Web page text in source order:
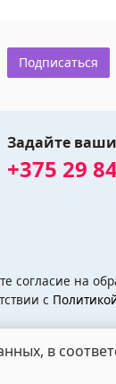
Подписаться
Задайте
+375 29
согласие на
с
в